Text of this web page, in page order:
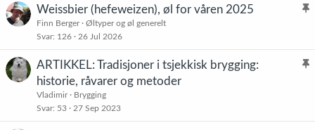
tK
t
Weissbier (hefeweizen), øl for våren 2025
Finn Berger
Øltyper og øl generelt
Svar 126 26 Jul 2026
K
ARTIKKEL: Tradisjoner i tsjekkisk brygging:
historie, råvarer og metoder
Vladimir
Brygging
Svar 53 27 Sep 2023